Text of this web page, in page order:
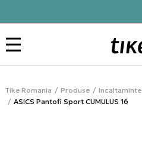
Tike Romania Produse Incaltaminte
ASICS Pantofi Sport CUMULUS 16